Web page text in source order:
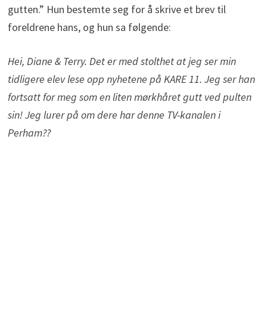
gutten.” Hun bestemte seg for å skrive et brev til
foreldrene hans, og hun sa følgende:
Hei, Diane & Terry. Det er med stolthet at jeg ser min
tidligere elev lese opp nyhetene på KARE 11. Jeg ser han
fortsatt for meg som en liten mørkhåret gutt ved pulten
sin! Jeg lurer på om dere har denne TV-kanalen i
Perham??